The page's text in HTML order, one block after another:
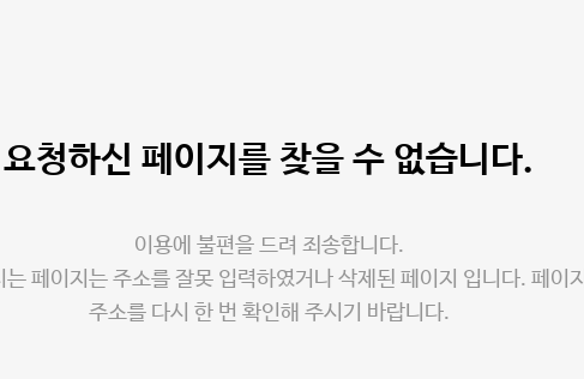
요청하신 페이지를 찾을 수 없습니다.
이용에 불편을 드려 죄송합니다.
는 페이지는 주소를 잘못 입력하였거나 삭제된 페이지 입니다. 페이지
주소를 다시 한 번 확인해 주시기 바랍니다.